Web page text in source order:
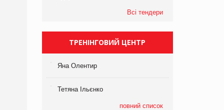
Всі тендери
ТРЕНІНГОВИЙ ЦЕНТР
Яна Олентир
Тетяна Ільєнко
повний список